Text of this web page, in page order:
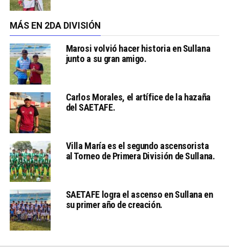
MÁS EN 2DA DIVISIÓN
Marosi volvió hacer historia en Sullana
junto a su gran amigo.
Carlos Morales, el artífice de la hazaña
del SAETAFE.
Villa María es el segundo ascensorista
al Torneo de Primera División de Sullana.
SAETAFE logra el ascenso en Sullana en
su primer año de creación.